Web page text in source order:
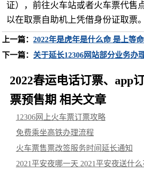
证），前往火车站或者火车票代售
以在取票自助机上凭借身份证取票。
上一篇：2022年是虎年是什么命 是上等
下一篇： 关于延长12306网站部分业务办
2022春运电话订票、app
票预售期 相关文章
12306网上火车票订票攻略
免费乘坐高铁办理流程
火车票售票改签服务时间延长通知
2021平安夜哪一天 2021平安夜送什